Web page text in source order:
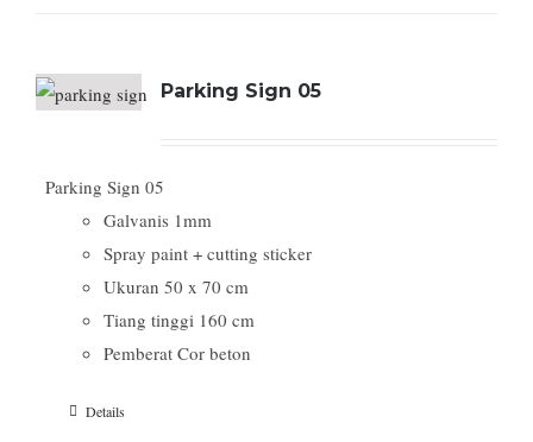
Parking Sign 05
Parking Sign 05
Galvanis 1mm
Spray paint + cutting sticker
Ukuran 50 x 70 cm
Tiang tinggi 160 cm
Pemberat Cor beton
Details